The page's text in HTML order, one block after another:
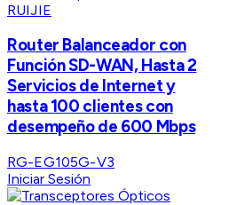
RUIJIE
Router Balanceador con
Función SD-WAN, Hasta 2
Servicios de Internet y
hasta 100 clientes con
desempeño de 600 Mbps
RG-EG105G-V3
Iniciar Sesión